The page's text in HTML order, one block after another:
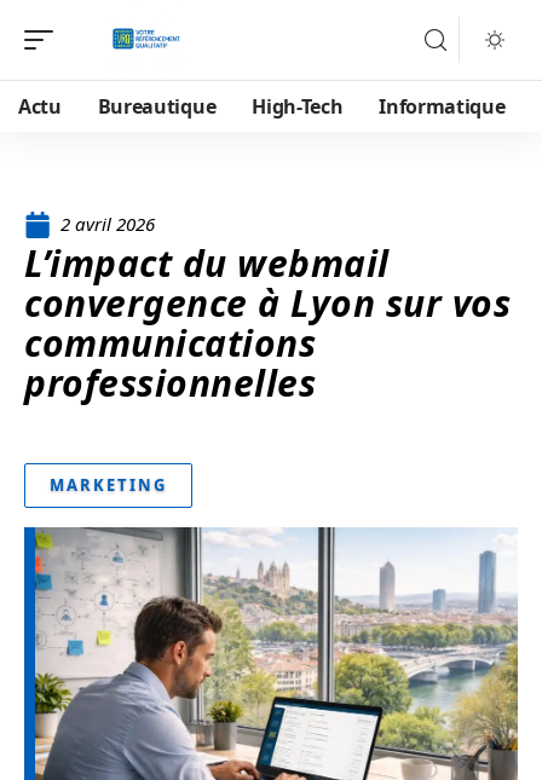
Actu Bureautique High-Tech Informatique
2 avril 2026
L’impact du webmail
convergence à Lyon sur vos
communications
professionnelles
MARKETING